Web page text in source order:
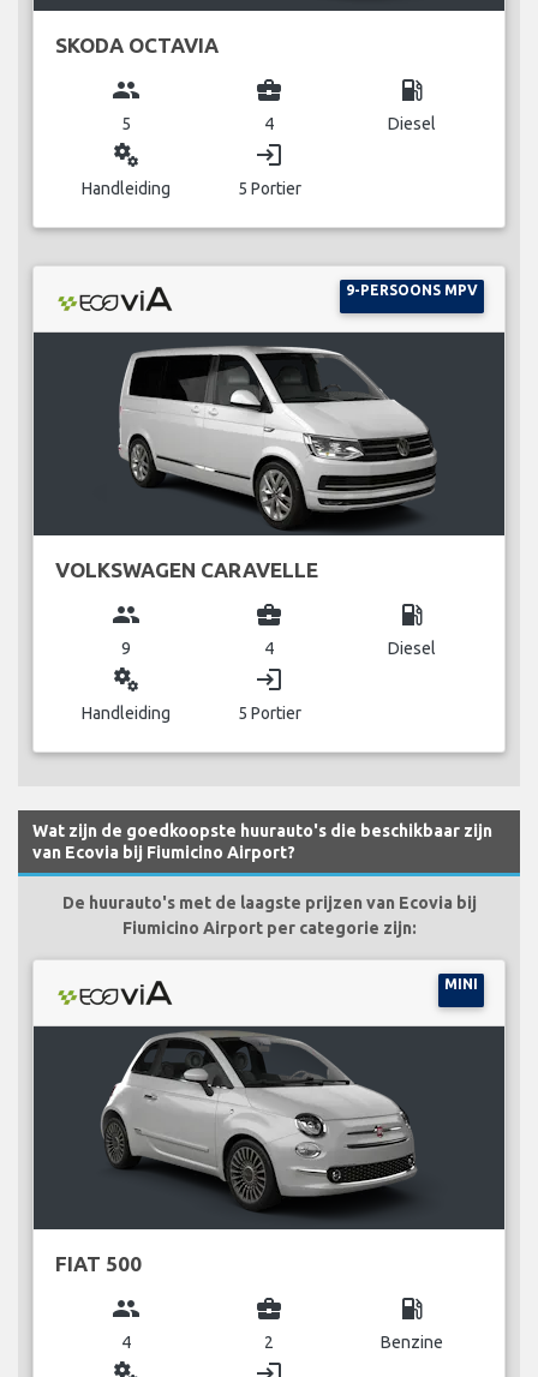
SKODA OCTAVIA
group
5
business_center
4
local_gas_station
Diesel
miscellaneous_services
Handleiding
login
5 Portier
9-PERSOONS MPV
VOLKSWAGEN CARAVELLE
group
9
business_center
4
local_gas_station
Diesel
miscellaneous_services
Handleiding
login
5 Portier
Wat zijn de goedkoopste huurauto's die beschikbaar zijn
van Ecovia bij Fiumicino Airport?
De huurauto's met de laagste prijzen van Ecovia bij
Fiumicino Airport per categorie zijn:
MINI
FIAT 500
group
4
business_center
2
local_gas_station
Benzine